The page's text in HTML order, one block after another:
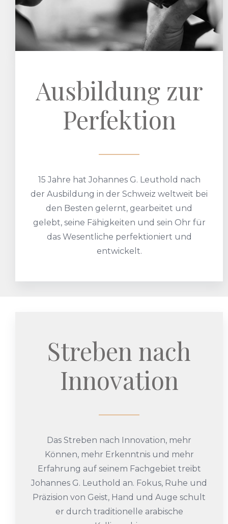
Ausbildung zur
Perfektion
15 Jahre hat Johannes G. Leuthold nach
der Ausbildung in der Schweiz weltweit bei
den Besten gelernt, gearbeitet und
gelebt, seine Fähigkeiten und sein Ohr für
das Wesentliche perfektioniert und
entwickelt.
Streben nach
Innovation
Das Streben nach Innovation, mehr
Können, mehr Erkenntnis und mehr
Erfahrung auf seinem Fachgebiet treibt
Johannes G. Leuthold an. Fokus, Ruhe und
Präzision von Geist, Hand und Auge schult
er durch traditionelle arabische